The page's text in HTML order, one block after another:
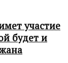
участие
будет и